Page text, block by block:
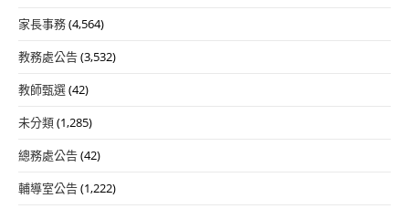
家長事務(4,564)
教務處公告(3,532)
教師甄選(42)
未分類(1,285)
總務處公告(42)
輔導室公告(1,222)